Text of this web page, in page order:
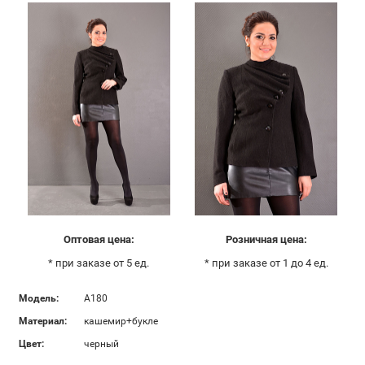
Оптовая цена:
* при заказе от 5 ед.
Розничная цена:
* при заказе от 1 до 4 ед.
Модель:
А180
Материал:
кашемир+букле
Цвет:
черный